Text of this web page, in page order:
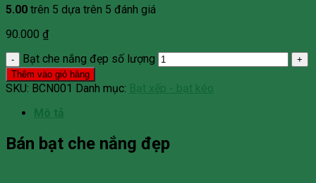
5.00 trên 5 dựa trên 5 đánh giá
90.000 ₫
Bạt che nắng đẹp số lượng
Thêm vào giỏ hàng
SKU: BCN001 Danh mục: Bạt xếp - bạt kéo
Mô tả
Bán bạt che nắng đẹp